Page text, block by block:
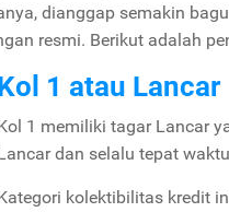
dianggap semakin
resmi. Berikut adalah
1 atau Lancar
1 memiliki tagar Lancar
dan selalu tepat
kolektibilitas kredit